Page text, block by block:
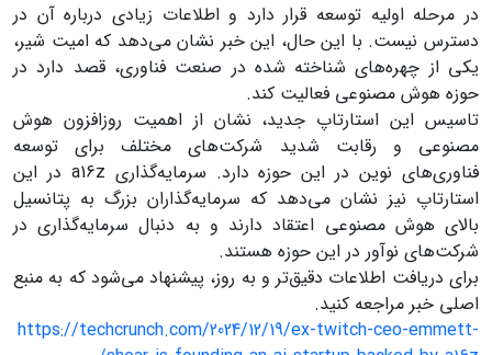
در مرحله اولیه توسعه قرار دارد و اطلاعات زیادی درباره آن در
دسترس نیست. با این حال، این خبر نشان می‌دهد که امیت شیر،
یکی از چهره‌های شناخته شده در صنعت فناوری، قصد دارد در
حوزه هوش مصنوعی فعالیت کند.
تاسیس این استارتاپ جدید، نشان از اهمیت روزافزون هوش
مصنوعی و رقابت شدید شرکت‌های مختلف برای توسعه
فناوری‌های نوین در این حوزه دارد. سرمایه‌گذاری a16z در این
استارتاپ نیز نشان می‌دهد که سرمایه‌گذاران بزرگ به پتانسیل
بالای هوش مصنوعی اعتقاد دارند و به دنبال سرمایه‌گذاری در
شرکت‌های نوآور در این حوزه هستند.
برای دریافت اطلاعات دقیق‌تر و به روز، پیشنهاد می‌شود که به منبع
اصلی خبر مراجعه کنید.
https://techcrunch.com/2024/12/19/ex-twitch-ceo-emmett-